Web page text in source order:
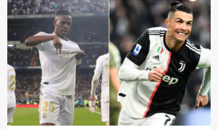
DEPORTES